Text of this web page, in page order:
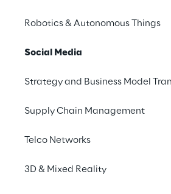
Robotics & Autonomous Things
Social Media
Strategy and Business Model
Supply Chain Management
Telco Networks
3D & Mixed Reality
Il
No contents here.